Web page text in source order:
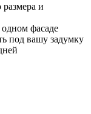
и
фасаде
под вашу задумку